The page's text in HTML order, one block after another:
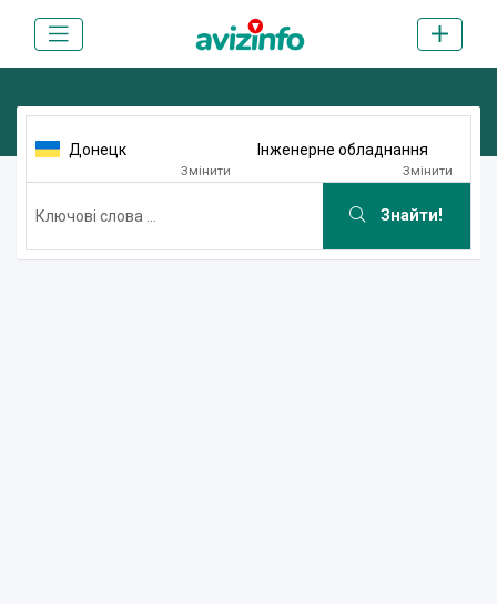
Донецк
Змінити
Інженерне обладнання
Змінити
Знайти!